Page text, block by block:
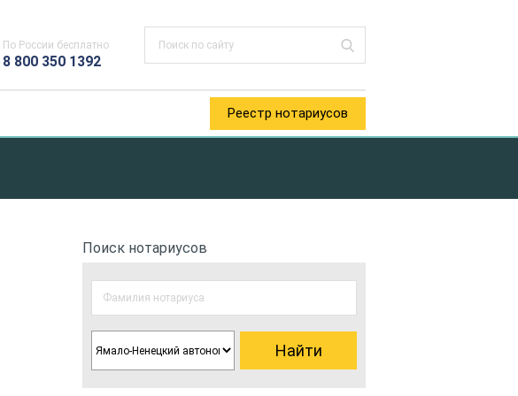
По России бесплатно
8 800 350 1392
Реестр нотариусов
Поиск нотариусов